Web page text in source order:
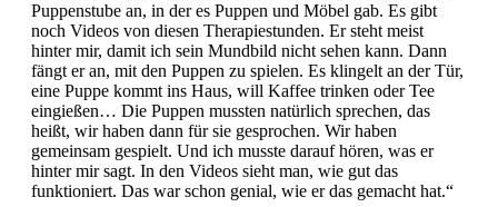
Puppenstube an, in der es Puppen und Möbel gab. Es gibt
noch Videos von diesen Therapiestunden. Er steht meist
hinter mir, damit ich sein Mundbild nicht sehen kann. Dann
fängt er an, mit den Puppen zu spielen. Es klingelt an der Tür,
eine Puppe kommt ins Haus, will Kaffee trinken oder Tee
eingießen… Die Puppen mussten natürlich sprechen, das
heißt, wir haben dann für sie gesprochen. Wir haben
gemeinsam gespielt. Und ich musste darauf hören, was er
hinter mir sagt. In den Videos sieht man, wie gut das
funktioniert. Das war schon genial, wie er das gemacht hat.“